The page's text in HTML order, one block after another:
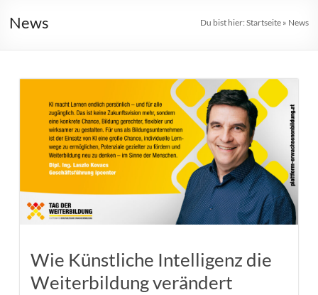
News Du bist hier: Startseite» News
Wie Künstliche Intelligenz die
Weiterbildung verändert